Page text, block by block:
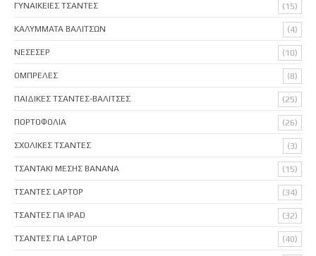
ΓΥΝΑΙΚΕΙΕΣ ΤΣΑΝΤΕΣ (15)
ΚΑΛΥΜΜΑΤΑ ΒΑΛΙΤΣΩΝ (4)
ΝΕΣΕΣΕΡ (10)
ΟΜΠΡΕΛΕΣ (8)
ΠΑΙΔΙΚΕΣ ΤΣΑΝΤΕΣ-ΒΑΛΙΤΣΕΣ (25)
ΠΟΡΤΟΦΟΛΙΑ (26)
ΣΧΟΛΙΚΕΣ ΤΣΑΝΤΕΣ (3)
ΤΣΑΝΤΑΚΙ ΜΕΣΗΣ BANANA (15)
ΤΣΑΝΤΕΣ LAPTOP (34)
ΤΣΑΝΤΕΣ ΓΙΑ IPAD (32)
ΤΣΑΝΤΕΣ ΓΙΑ LAPTOP (40)